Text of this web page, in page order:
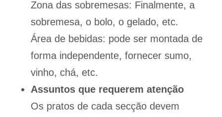
Zona das sobremesas: Finalmente, a
sobremesa, o bolo, o gelado, etc.
Área de bebidas: pode ser montada de
forma independente, fornecer sumo,
vinho, chá, etc.
Assuntos que requerem atenção
Os pratos de cada secção devem